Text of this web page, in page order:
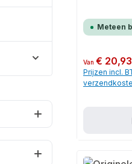
montagetape en
verkrijgbaar.
Meteen
Normale prijs:
Van€ 20,93
Prijzen incl.